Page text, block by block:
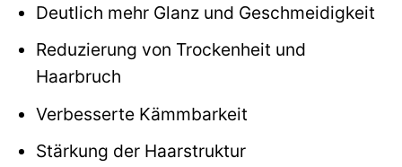
Deutlich mehr Glanz und Geschmeidigkeit
Reduzierung von Trockenheit und
Haarbruch
Verbesserte Kämmbarkeit
Stärkung der Haarstruktur